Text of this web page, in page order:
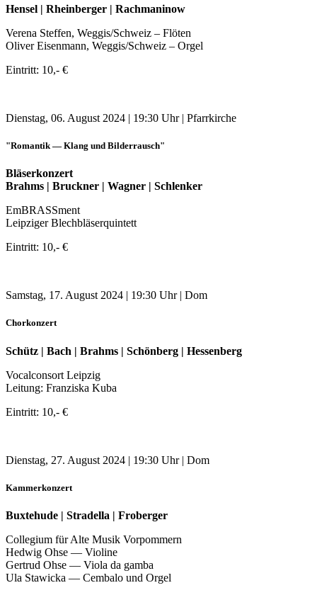
Hensel | Rheinberger | Rachmaninow
Verena Steffen, Weggis/Schweiz – Flöten
Oliver Eisenmann, Weggis/Schweiz – Orgel
Eintritt: 10,- €
Dienstag, 06. August 2024 | 19:30 Uhr | Pfarrkirche
"Romantik — Klang und Bilderrausch"
Bläserkonzert
Brahms | Bruckner | Wagner | Schlenker
EmBRASSment
Leipziger Blechbläserquintett
Eintritt: 10,- €
Samstag, 17. August 2024 | 19:30 Uhr | Dom
Chorkonzert
Schütz | Bach | Brahms | Schönberg | Hessenberg
Vocalconsort Leipzig
Leitung: Franziska Kuba
Eintritt: 10,- €
Dienstag, 27. August 2024 | 19:30 Uhr | Dom
Kammerkonzert
Buxtehude | Stradella | Froberger
Collegium für Alte Musik Vorpommern
Hedwig Ohse — Violine
Gertrud Ohse — Viola da gamba
Ula Stawicka — Cembalo und Orgel